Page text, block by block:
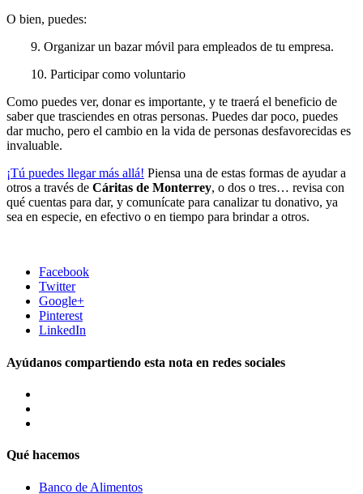
O bien, puedes:
9. Organizar un bazar móvil para empleados de tu empresa.
10. Participar como voluntario
Como puedes ver, donar es importante, y te traerá el beneficio de
saber que trasciendes en otras personas. Puedes dar poco, puedes
dar mucho, pero el cambio en la vida de personas desfavorecidas es
invaluable.
¡Tú puedes llegar más allá! Piensa una de estas formas de ayudar a
otros a través de Cáritas de Monterrey, o dos o tres… revisa con
qué cuentas para dar, y comunícate para canalizar tu donativo, ya
sea en especie, en efectivo o en tiempo para brindar a otros.
Facebook
Twitter
Google+
Pinterest
LinkedIn
Ayúdanos compartiendo esta nota en redes sociales
Qué hacemos
Banco de Alimentos